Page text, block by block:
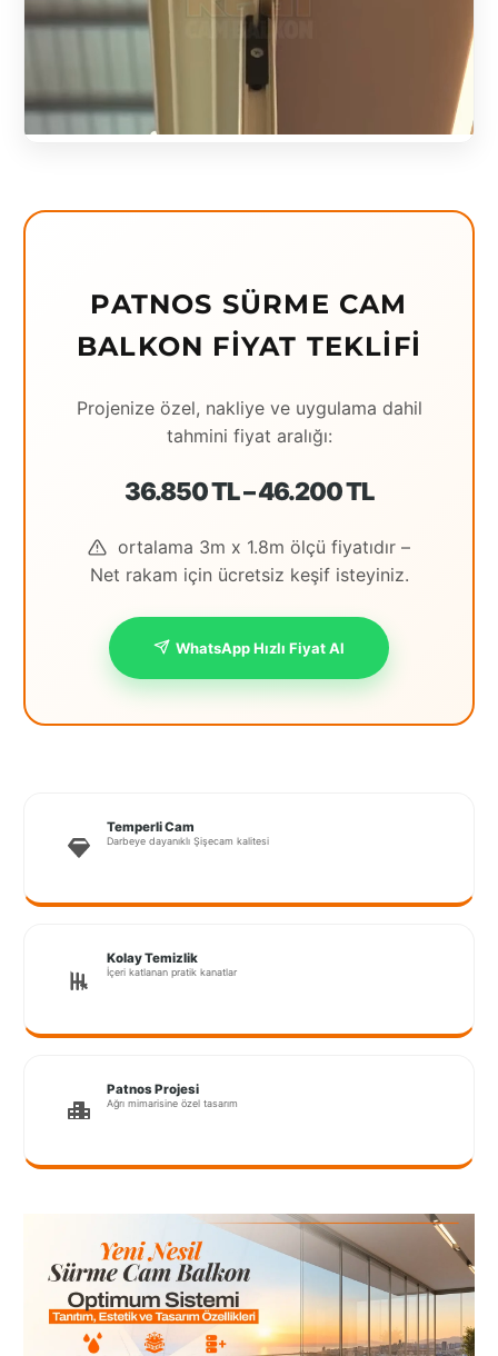
PATNOS SÜRME CAM
BALKON FIYAT TEKLIFI
Projenize özel, nakliye ve uygulama dahil
tahmini fiyat aralığı:
36.850 TL – 46.200 TL
ortalama 3m x 1.8m ölçü fiyatıdır –
Net rakam için ücretsiz keşif isteyiniz.
WhatsApp Hızlı Fiyat Al
Temperli Cam
Darbeye dayanıklı Şişecam kalitesi
Kolay Temizlik
İçeri katlanan pratik kanatlar
Patnos Projesi
Ağrı mimarisine özel tasarım
Çanakkale
Diyarbakır
Erzincan
Erzrum
Gaziantep
Houston
İstanbul
Anadolu
İstanbul
Kırklareli
Kocaeli
Manisa
Muğla
Port
Sakarya
Sarajevo
Sivas